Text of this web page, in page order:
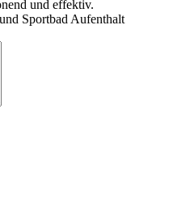
und effektiv.
Sportbad Aufenthalt